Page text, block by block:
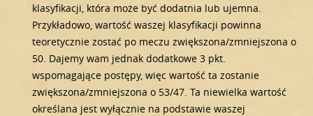
klasyfikacji, która może być dodatnia lub ujemna.
Przykładowo, wartość waszej klasyfikacji powinna
teoretycznie zostać po meczu zwiększona/zmniejszona o
50. Dajemy wam jednak dodatkowe 3 pkt.
wspomagające postępy, więc wartość ta zostanie
zwiększona/zmniejszona o 53/47. Ta niewielka wartość
określana jest wyłącznie na podstawie waszej